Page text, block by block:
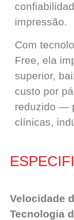
impressão.
Com
Free, ela
superior,
custo por
reduzido —
clínicas,
Velocidade
Tecnologia